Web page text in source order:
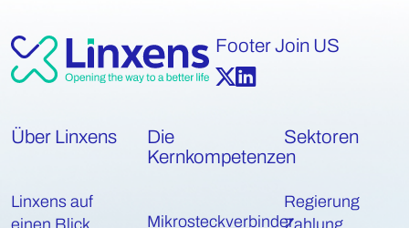
Footer Join US
Über Linxens
Linxens auf
Die
Kernkompetenzen
Mikrosteckverbinder
Sektoren
Regierung